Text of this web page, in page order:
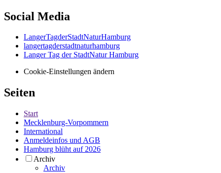
Social Media
LangerTagderStadtNaturHamburg
langertagderstadtnaturhamburg
Langer Tag der StadtNatur Hamburg
Cookie-Einstellungen ändern
Seiten
Start
Mecklenburg-Vorpommern
International
Anmeldeinfos und AGB
Hamburg blüht auf 2026
Archiv
Archiv